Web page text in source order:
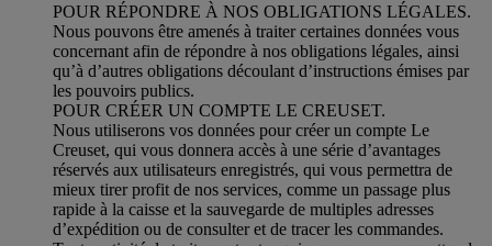
POUR RÉPONDRE À NOS OBLIGATIONS LÉGALES.
Nous pouvons être amenés à traiter certaines données vous
concernant afin de répondre à nos obligations légales, ainsi
qu’à d’autres obligations découlant d’instructions émises par
les pouvoirs publics.
POUR CRÉER UN COMPTE LE CREUSET.
Nous utiliserons vos données pour créer un compte Le
Creuset, qui vous donnera accès à une série d’avantages
réservés aux utilisateurs enregistrés, qui vous permettra de
mieux tirer profit de nos services, comme un passage plus
rapide à la caisse et la sauvegarde de multiples adresses
d’expédition ou de consulter et de tracer les commandes.